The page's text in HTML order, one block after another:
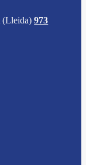
(Lleida) 973